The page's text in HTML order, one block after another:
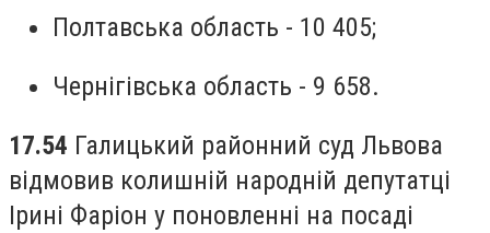
Полтавська область - 10 405;
Чернігівська область - 9 658.
17.54 Галицький районний суд Львова
відмовив колишній народній депутатці
Ірині Фаріон у поновленні на посаді